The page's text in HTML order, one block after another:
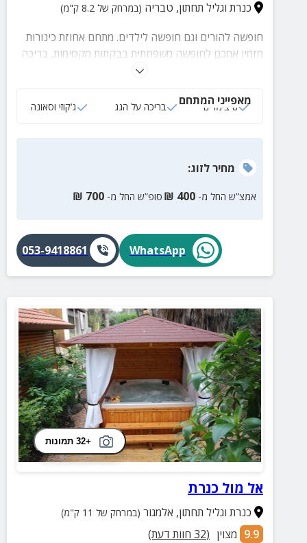
כנרת וגליל תחתון, טבריה (במרחק של 8.2 ק"מ)
חופשה להורים וגם חופשה לילדים. מתחם אחוזת כינורות
מזמין אתכם לחופשה משפחתית בבקתות מקסימות, בריכה
מחוממת ומקורה וג'קוזי פרטיים
מאפייני המתחם
8 צימרים בריכה על הגג ג‘קוזי וסאונה
מחירלזוג:
אמצ”ש החל מ- 400
₪ סופ”ש החל מ- 700
₪
WhatsApp
053-9418861
+32 תמונות
אל מול כנרת
כנרת וגליל תחתון, אלמגור (במרחק של 11 ק"מ)
9.9 מצוין (
32 חוות דעת)